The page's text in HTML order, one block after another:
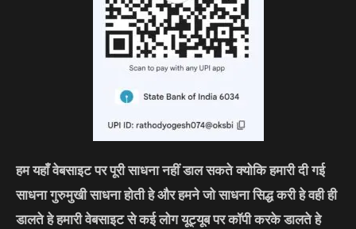
हम यहाँ वेबसाइट पर पूरी साधना नहीं डाल सकते क्योकि हमारी दी गई
साधना गुरुमुखी साधना होती हे और हमने जो साधना सिद्ध करी हे वही ही
डालते हे हमारी वेबसाइट से कई लोग यूट्यूब पर कॉपी करके डालते हे